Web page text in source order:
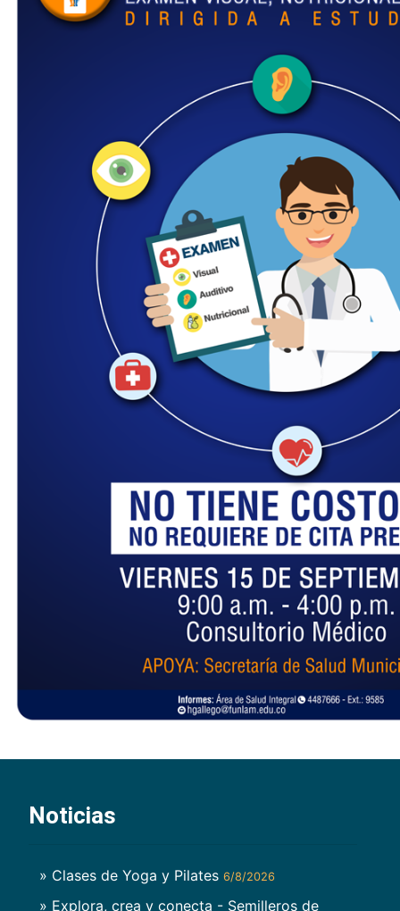
Noticias
» Clases de Yoga y Pilates 6/8/2026
» Explora, crea y conecta - Semilleros de